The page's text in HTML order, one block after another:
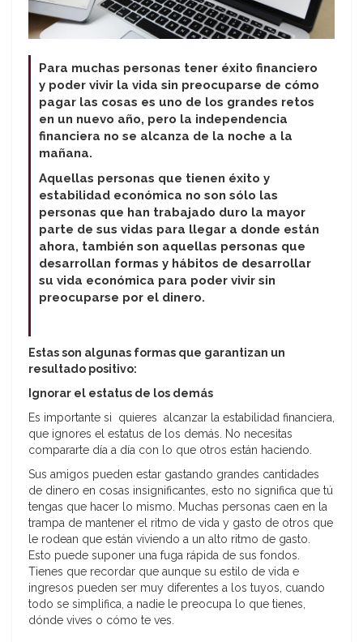
Para muchas personas tener éxito financiero
y poder vivir la vida sin preocuparse de cómo
pagar las cosas es uno de los grandes retos
en un nuevo año, pero la independencia
financiera no se alcanza de la noche a la
mañana.
Aquellas personas que tienen éxito y
estabilidad económica no son sólo las
personas que han trabajado duro la mayor
parte de sus vidas para llegar a donde están
ahora, también son aquellas personas que
desarrollan formas y hábitos de desarrollar
su vida económica para poder vivir sin
preocuparse por el dinero.
Estas son algunas formas que garantizan un
resultado positivo:
Ignorar el estatus de los demás
Es importante si quieres alcanzar la estabilidad financiera,
que ignores el estatus de los demás. No necesitas
compararte día a día con lo que otros están haciendo.
Sus amigos pueden estar gastando grandes cantidades
de dinero en cosas insignificantes, esto no significa que tú
tengas que hacer lo mismo. Muchas personas caen en la
trampa de mantener el ritmo de vida y gasto de otros que
le rodean que están viviendo a un alto ritmo de gasto.
Esto puede suponer una fuga rápida de sus fondos.
Tienes que recordar que aunque su estilo de vida e
ingresos pueden ser muy diferentes a los tuyos, cuando
todo se simplifica, a nadie le preocupa lo que tienes,
dónde vives o cómo te ves.